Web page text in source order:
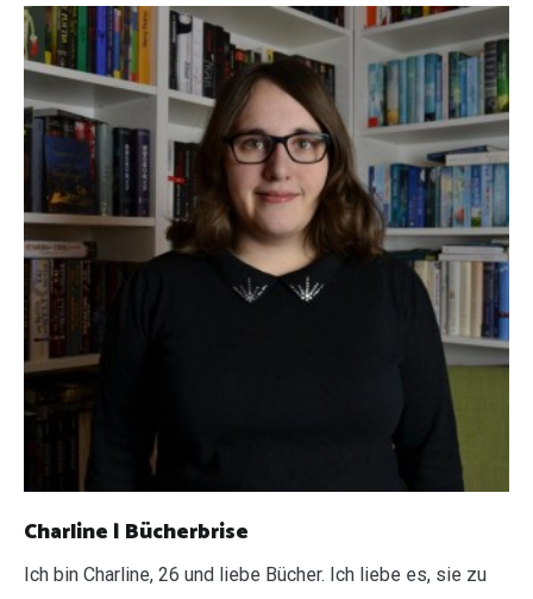
Charline | Bücherbrise
Ich bin Charline, 26 und liebe Bücher. Ich liebe es, sie zu